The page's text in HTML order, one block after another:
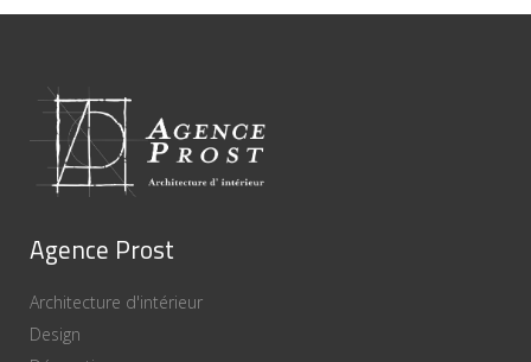
Agence Prost
Architecture d'intérieur
Design